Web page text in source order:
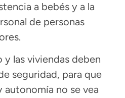
a bebés y a la
de personas
las viviendas deben
seguridad, para que
no se vea